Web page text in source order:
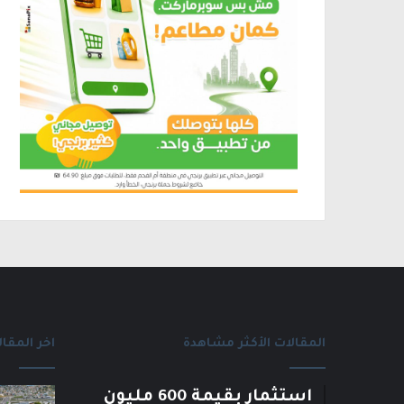
المقالات الأكثر مشاهدة
استثمار بقيمة 600 مليون
اخر